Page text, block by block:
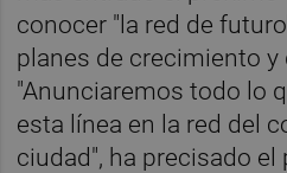
conocer "la red de
planes de crecimiento y
"Anunciaremos todo lo
esta línea en la red del
ciudad", ha precisado el